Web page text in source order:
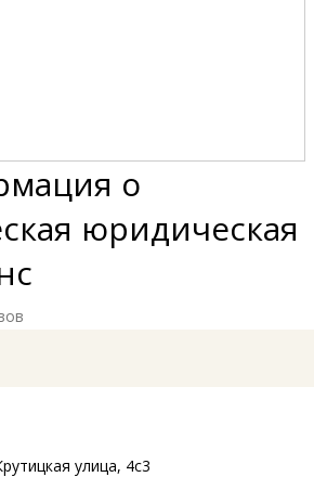
о
юридическая
улица, 4с3